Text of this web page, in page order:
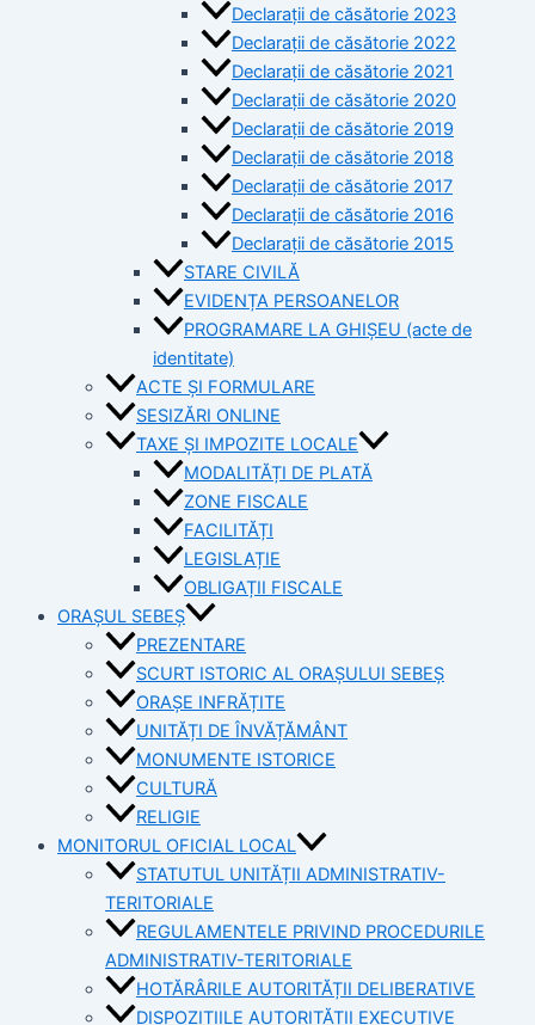
Declarații de căsătorie 2023
Declarații de căsătorie 2022
Declarații de căsătorie 2021
Declarații de căsătorie 2020
Declarații de căsătorie 2019
Declarații de căsătorie 2018
Declarații de căsătorie 2017
Declarații de căsătorie 2016
Declarații de căsătorie 2015
STARE CIVILĂ
EVIDENȚA PERSOANELOR
PROGRAMARE LA GHIȘEU (acte de
identitate)
ACTE ȘI FORMULARE
SESIZĂRI ONLINE
TAXE ȘI IMPOZITE LOCALE
MODALITĂȚI DE PLATĂ
ZONE FISCALE
FACILITĂȚI
LEGISLAȚIE
OBLIGAȚII FISCALE
ORAȘUL SEBEȘ
PREZENTARE
SCURT ISTORIC AL ORAȘULUI SEBEȘ
ORAȘE INFRĂȚITE
UNITĂȚI DE ÎNVĂȚĂMÂNT
MONUMENTE ISTORICE
CULTURĂ
RELIGIE
MONITORUL OFICIAL LOCAL
STATUTUL UNITĂȚII ADMINISTRATIV-
TERITORIALE
REGULAMENTELE PRIVIND PROCEDURILE
ADMINISTRATIV-TERITORIALE
HOTĂRÂRILE AUTORITĂȚII DELIBERATIVE
DISPOZIȚIILE AUTORITĂȚII EXECUTIVE